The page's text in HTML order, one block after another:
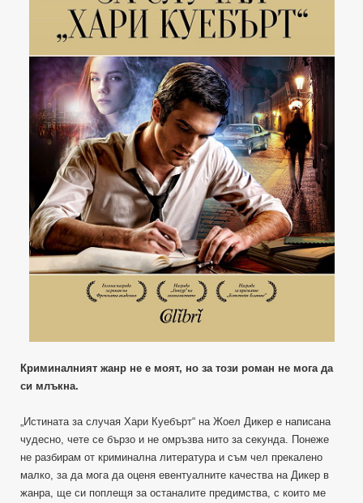
Криминалният жанр не е моят, но за този роман не мога да
си млъкна.
„Истината за случая Хари Куебърт“ на Жоел Дикер е написана
чудесно, чете се бързо и не омръзва нито за секунда. Понеже
не разбирам от криминална литература и съм чел прекалено
малко, за да мога да оценя евентуалните качества на Дикер в
жанра, ще си поплещя за останалите предимства, с които ме